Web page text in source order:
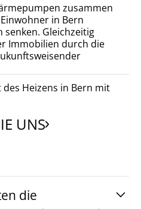
zusammen
in Bern
Gleichzeitig
Immobilien durch die
des Heizens in Bern mit
UNS
die